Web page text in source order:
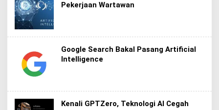
Pekerjaan Wartawan
Google Search Bakal Pasang Artificial
Intelligence
Kenali GPTZero, Teknologi AI Cegah